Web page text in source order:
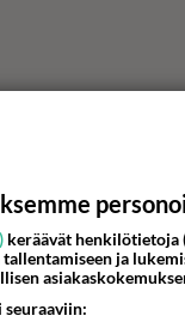
keräävät henkilötietoja
ja
seuraaviin: